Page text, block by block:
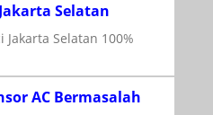
Selatan
Jakarta Selatan 100%
AC Bermasalah